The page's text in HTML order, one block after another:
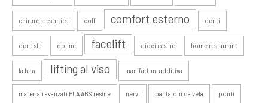
chirurgia estetica colf comfort esterno denti
dentista donne facelift gioci casino home restaurant
la tata lifting al viso manifattura additiva
materiali avanzati PLA ABS resine nervi pantaloni da vela ponti